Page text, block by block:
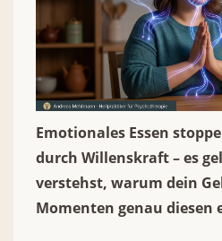
Emotionales Essen
durch Willenskraft – es
verstehst, warum dein
Momenten genau diesen